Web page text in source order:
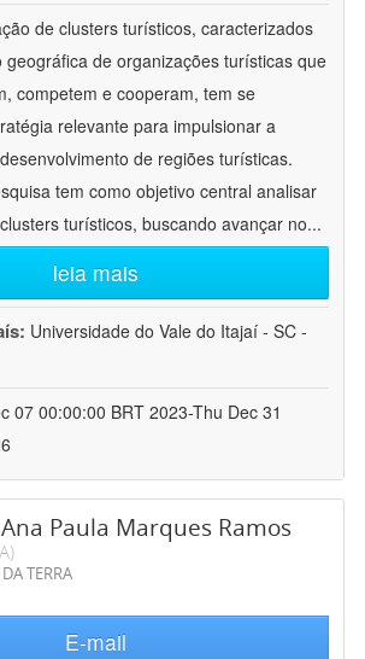
de clusters turísticos, caracterizados
geográfica de organizações turísticas que
competem e cooperam, tem se
relevante para impulsionar a
de regiões turísticas.
tem como objetivo central analisar
turísticos, buscando avançar no...
leia mais
Universidade do Vale do Itajaí - SC -
07 00:00:00 BRT 2023-Thu Dec 31
Ana Paula Marques Ramos
TERRA
E-mail